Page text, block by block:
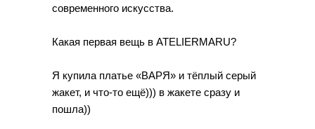
современного искусства.
Какая первая вещь в ATELIERMARU?
Я купила платье «ВАРЯ» и тёплый серый
жакет, и что-то ещё))) в жакете сразу и
пошла))